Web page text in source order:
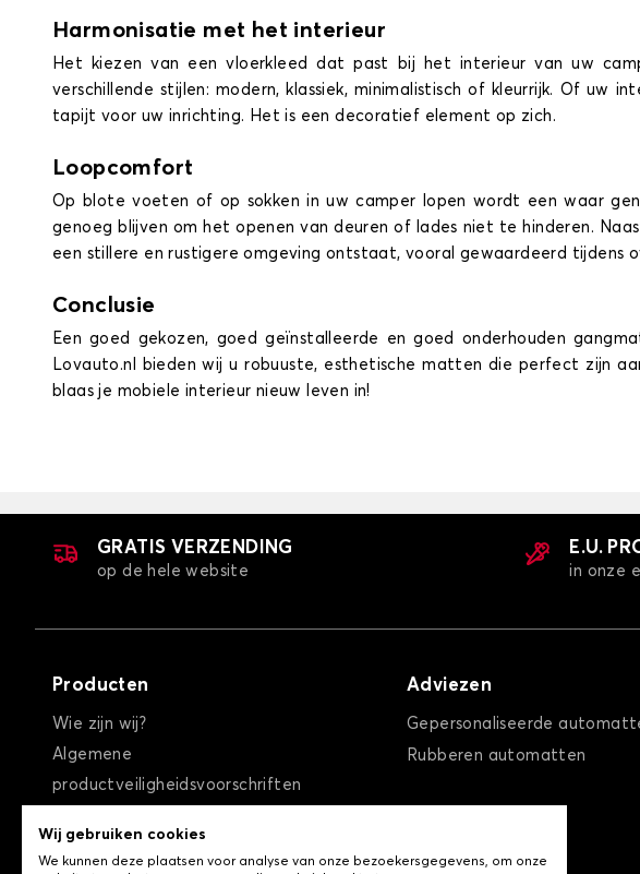
Harmonisatie met het interieur
Het kiezen van een vloerkleed dat past bij het interieur van uw
verschillende stijlen: modern, klassiek, minimalistisch of kleurrijk. Of
tapijt voor uw inrichting. Het is een decoratief element op zich.
Loopcomfort
Op blote voeten of op sokken in uw camper lopen wordt een waar
genoeg blijven om het openen van deuren of lades niet te hinderen.
een stillere en rustigere omgeving ontstaat, vooral gewaardeerd tijdens
Conclusie
Een goed gekozen, goed geïnstalleerde en goed onderhouden
Lovauto.nl bieden wij u robuuste, esthetische matten die perfect zijn
blaas je mobiele interieur nieuw leven in!
GRATIS VERZENDING
op de hele website
E.U.
in onze
Producten
Wie zijn wij?
Algemene
productveiligheidsvoorschriften
Adviezen
Gepersonaliseerde
Rubberen automatten
Wij gebruiken cookies
We kunnen deze plaatsen voor analyse van onze bezoekersgegevens, om onze